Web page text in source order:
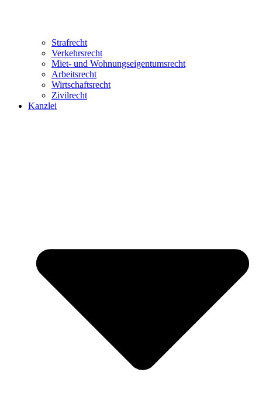
Strafrecht
Verkehrsrecht
Miet- und Wohnungseigentumsrecht
Arbeitsrecht
Wirtschaftsrecht
Zivilrecht
Kanzlei